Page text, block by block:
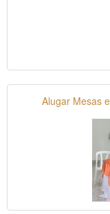
Alugar Mesas